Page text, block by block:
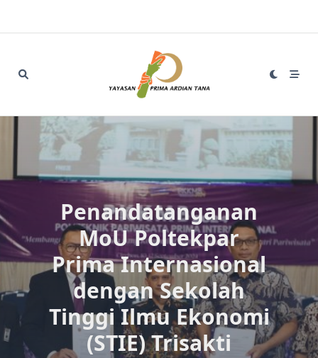
Penandatanganan
MoU Poltekpar
Prima Internasional
dengan Sekolah
Tinggi Ilmu Ekonomi
(STIE) Trisakti